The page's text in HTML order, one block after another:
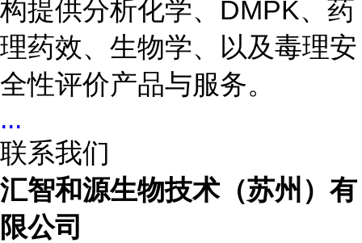
构提供分析化学、DMPK、药
理药效、生物学、以及毒理安
全性评价产品与服务。
...
联系我们
汇智和源生物技术（苏州）有
限公司